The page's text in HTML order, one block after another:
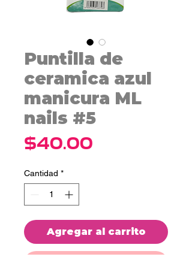
Puntilla de
ceramica azul
manicura ML
nails #5
$40.00
Cantidad *
Agregar al carrito